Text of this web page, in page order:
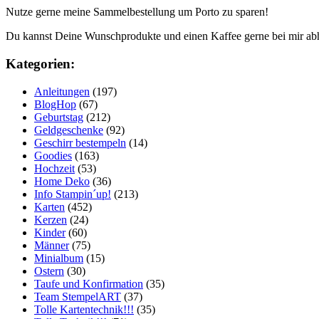
Nutze gerne meine Sammelbestellung um Porto zu sparen!
Du kannst Deine Wunschprodukte und einen Kaffee gerne bei mir
Kategorien:
Anleitungen (197)
BlogHop (67)
Geburtstag (212)
Geldgeschenke (92)
Geschirr bestempeln (14)
Goodies (163)
Hochzeit (53)
Home Deko (36)
Info Stampin´up! (213)
Karten (452)
Kerzen (24)
Kinder(60)
Männer(75)
Minialbum (15)
Ostern (30)
Taufe und Konfirmation (35)
Team StempelART (37)
Tolle Kartentechnik!!! (35)